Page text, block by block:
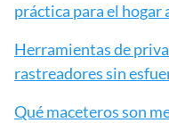
práctica para el hogar
Herramientas de
rastreadores sin
Qué maceteros son